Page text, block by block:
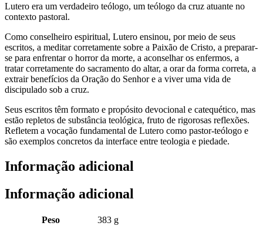
Lutero era um verdadeiro teólogo, um teólogo da cruz atuante no
contexto pastoral.
Como conselheiro espiritual, Lutero ensinou, por meio de seus
escritos, a meditar corretamente sobre a Paixão de Cristo, a preparar-
se para enfrentar o horror da morte, a aconselhar os enfermos, a
tratar corretamente do sacramento do altar, a orar da forma correta, a
extrair benefícios da Oração do Senhor e a viver uma vida de
discipulado sob a cruz.
Seus escritos têm formato e propósito devocional e catequético, mas
estão repletos de substância teológica, fruto de rigorosas reflexões.
Refletem a vocação fundamental de Lutero como pastor-teólogo e
são exemplos concretos da interface entre teologia e piedade.
Informação adicional
Informação adicional
Peso
383 g